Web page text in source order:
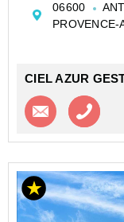
cuisine équipée,
06600
PROVENCE-
CIEL AZUR
Contacter